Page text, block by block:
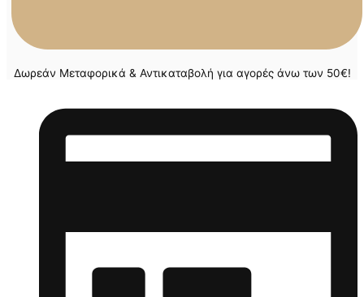
Δωρεάν Μεταφορικά & Αντικαταβολή για αγορές άνω των 50€!